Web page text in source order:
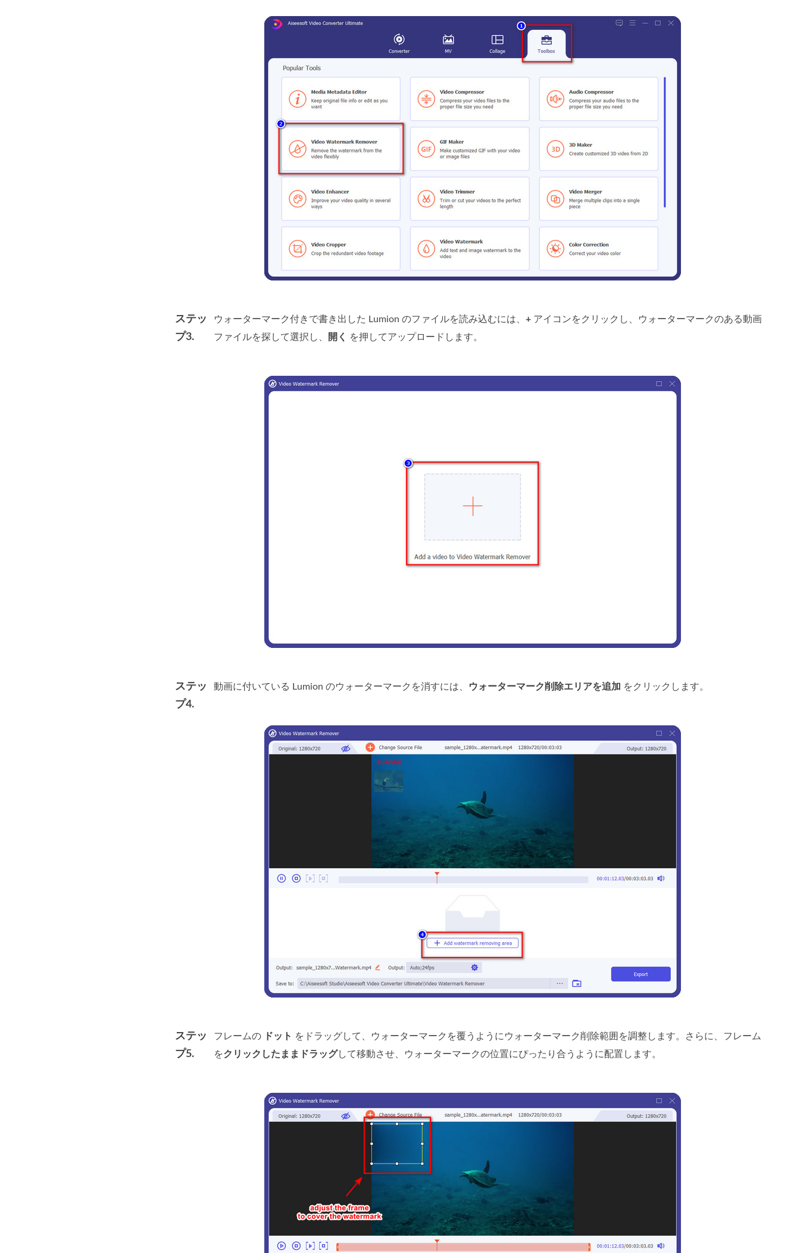
ステッ
プ3.
ウォーターマーク付きで書き出した Lumion のファイルを読み込むには、 + アイコンをクリックし、ウォーターマークのある動画
ファイルを探して選択し、
開く を押してアップロードします。
ステッ
プ4.
動画に付いている Lumion のウォーターマークを消すには、 ウォーターマーク削除エリアを追加 をクリックします。
ステッ
プ5.
フレームの ドット をドラッグして、ウォーターマークを覆うようにウォーターマーク削除範囲を調整します。さらに、フレーム
をクリックしたままドラッグして移動させ、ウォーターマークの位置にぴったり合うように配置します。